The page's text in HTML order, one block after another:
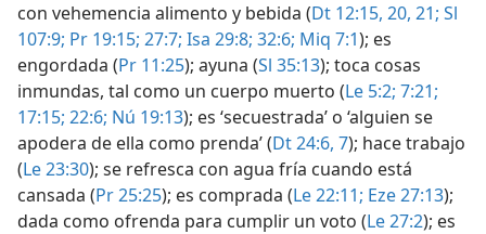
con vehemencia alimento y bebida (Dt 12:15, 20, 21; Sl
107:9; Pr 19:15; 27:7; Isa 29:8; 32:6; Miq 7:1); es
engordada (Pr 11:25); ayuna (Sl 35:13); toca cosas
inmundas, tal como un cuerpo muerto (Le 5:2; 7:21;
17:15; 22:6; Nú 19:13); es ‘secuestrada’ o ‘alguien se
apodera de ella como prenda’ (Dt 24:6, 7); hace trabajo
(Le 23:30); se refresca con agua fría cuando está
cansada (Pr 25:25); es comprada (Le 22:11; Eze 27:13);
dada como ofrenda para cumplir un voto (Le 27:2); es